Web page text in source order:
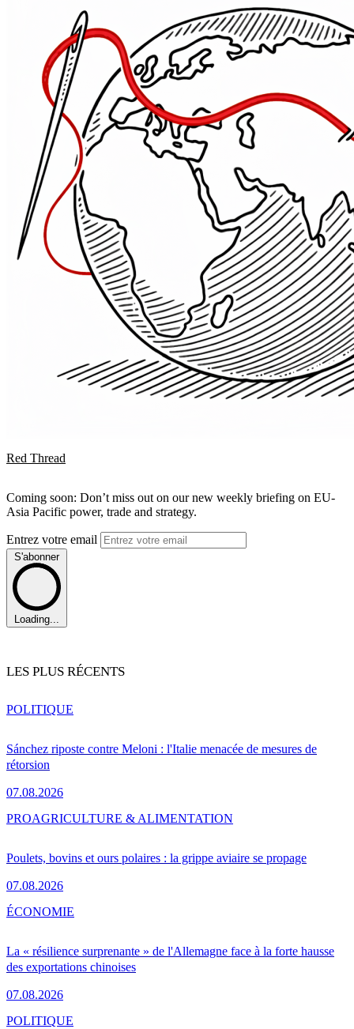
Red Thread
Coming soon: Don’t miss out on our new weekly briefing on EU-
Asia Pacific power, trade and strategy.
Entrez votre email
S'abonner
Loading...
LES PLUS RÉCENTS
Sánchez riposte contre Meloni : l'Italie menacée de mesures de
rétorsion
07.08.2026
POLITIQUE
Poulets, bovins et ours polaires : la grippe aviaire se propage
07.08.2026
PROAGRICULTURE & ALIMENTATION
La « résilience surprenante » de l'Allemagne face à la forte hausse
des exportations chinoises
07.08.2026
ÉCONOMIE
POLITIQUE